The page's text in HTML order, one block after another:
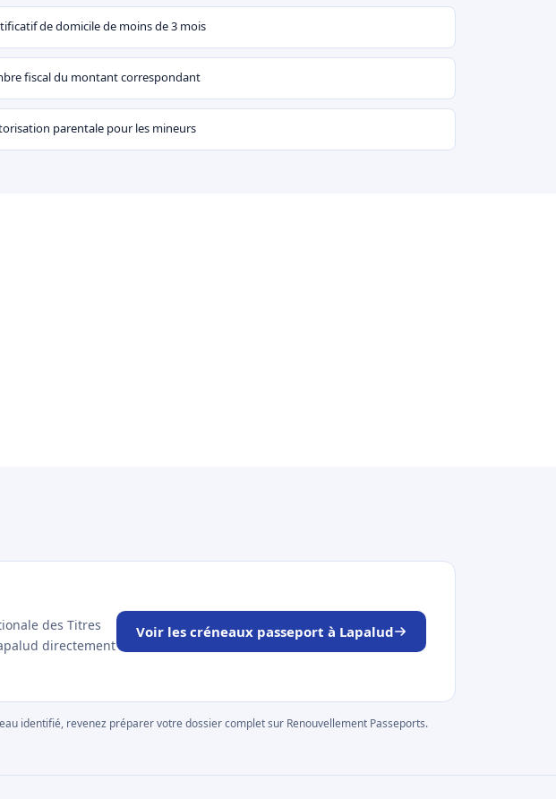
de domicile de moins de 3 mois
fiscal du montant correspondant
parentale pour les mineurs
des Titres
directement
Voir les créneaux passeport à Lapalud
identifié, revenez préparer votre dossier complet sur Renouvellement Passeports.